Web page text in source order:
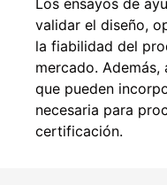
Los ensayos de
validar el diseño,
la fiabilidad del
mercado.
que pueden
necesaria para
certificación.